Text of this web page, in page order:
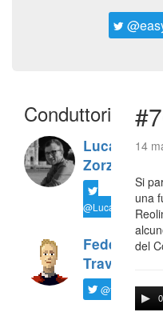
Conduttori
Luca
Zorzi
@LucaTNT
Federico
Travaini
@ftrava
14
Si
una
del